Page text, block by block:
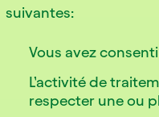
suivantes:
Vous avez
L’activité de
respecter une ou